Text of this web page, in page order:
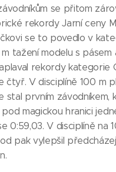
se přitom
rekordy Jarní ceny
se to povedlo v
tažení modelu s pásem
rekordy kategorie
čtyř. V disciplíně 100 m
stal prvním závodníkem,
magickou hranici
0:59,03. V disciplíně na
pak vylepšil